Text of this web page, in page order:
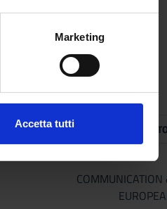
metro,
che hai fornito loro o
Marketing
Accetta tutti